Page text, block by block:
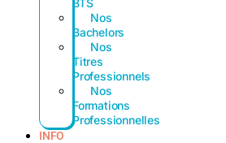
BTS
Nos
Bachelors
Nos
Titres
Professionnels
Nos
Formations
Professionnelles
INFO